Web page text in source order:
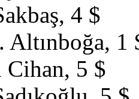
4 $
1
Cihan, 5 $